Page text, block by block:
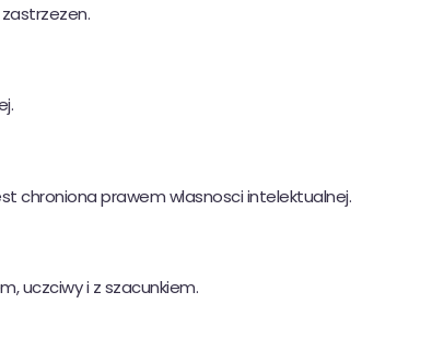
chroniona prawem wlasnosci intelektualnej.
uczciwy i z szacunkiem.